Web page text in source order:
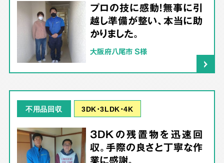
プロの技に感動！無事に引
越し準備が整い、本当に助
かりました。
大阪府八尾市 S様
不用品回収 3DK･3LDK･4K
3DKの残置物を迅速回
収。手際の良さと丁寧な作
業に感謝。